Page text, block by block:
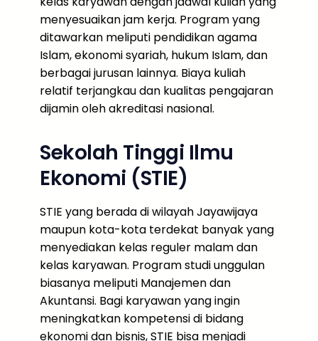
menyesuaikan jam kerja. Program yang
ditawarkan meliputi pendidikan agama
Islam, ekonomi syariah, hukum Islam, dan
berbagai jurusan lainnya. Biaya kuliah
relatif terjangkau dan kualitas pengajaran
dijamin oleh akreditasi nasional.
Sekolah Tinggi Ilmu
Ekonomi (STIE)
STIE yang berada di wilayah Jayawijaya
maupun kota-kota terdekat banyak yang
menyediakan kelas reguler malam dan
kelas karyawan. Program studi unggulan
biasanya meliputi Manajemen dan
Akuntansi. Bagi karyawan yang ingin
meningkatkan kompetensi di bidang
ekonomi dan bisnis, STIE bisa menjadi